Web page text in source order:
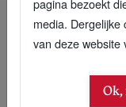
pagina bezoekt
media. Dergelijke
van deze website
Ok,